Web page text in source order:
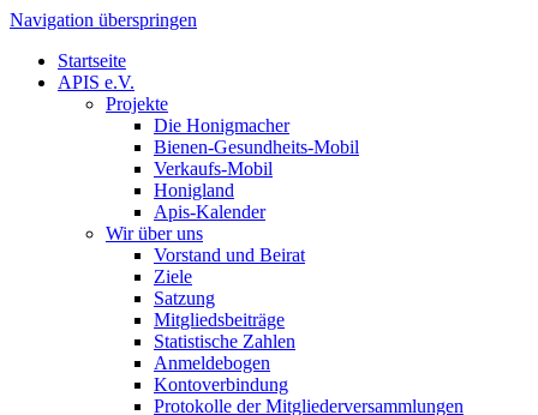
Navigation überspringen
Startseite
APIS e.V.
Projekte
Die Honigmacher
Bienen-Gesundheits-Mobil
Verkaufs-Mobil
Honigland
Apis-Kalender
Wir über uns
Vorstand und Beirat
Ziele
Satzung
Mitgliedsbeiträge
Statistische Zahlen
Anmeldebogen
Kontoverbindung
Protokolle der Mitgliederversammlungen